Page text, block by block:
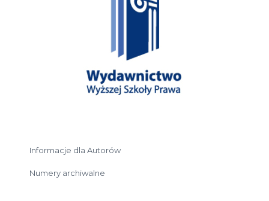
Informacje dla Autorów
Numery archiwalne